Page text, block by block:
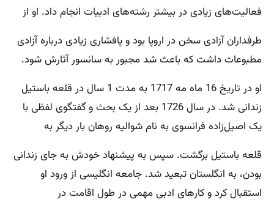
فعالیت‌های زیادی در بیشتر رشته‌های ادبیات انجام داد. او از
طرفداران آزادی سخن در اروپا بود و پافشاری‌ زیادی درباره آزادی
مطبوعات داشت که باعث شد مجبور به سانسور آثارش شود.
او در تاریخ 16 ماه مه 1717 به مدت 1 سال در قلعه باستیل
زندانی شد. در سال 1726 بعد از یک بحث و گفتگوی لفظی با
یک اصیل‌زاده فرانسوی به نام شوالیه روهان بار دیگر به
قلعه باستیل برگشت. سپس به پیشنهاد خودش به جای زندانی
بودن، به انگلستان تبعید شد. جامعه انگلیسی از ورود او
استقبال کرد و کارهای ادبی مهمی در طول اقامت در